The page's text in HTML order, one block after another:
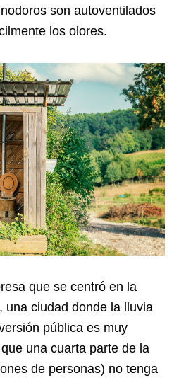
son autoventilados
los olores.
que se centró en la
una ciudad donde la lluvia
pública es muy
una cuarta parte de la
de personas) no tenga